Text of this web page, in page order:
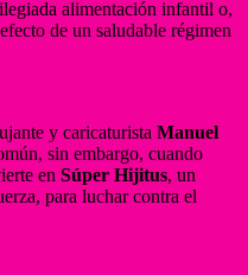
alimentación infantil o,
de un saludable régimen
y caricaturista Manuel
sin embargo, cuando
en Súper Hijitus, un
para luchar contra el